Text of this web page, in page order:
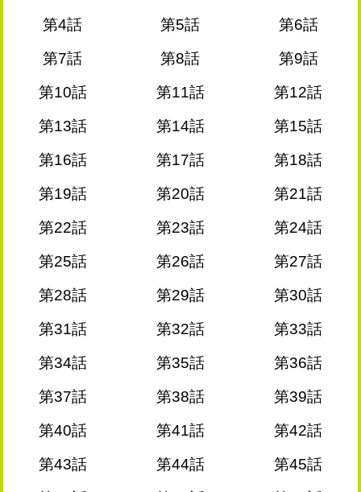
第4話
第5話
第6話
第7話
第8話
第9話
第10話
第11話
第12話
第13話
第14話
第15話
第16話
第17話
第18話
第19話
第20話
第21話
第22話
第23話
第24話
第25話
第26話
第27話
第28話
第29話
第30話
第31話
第32話
第33話
第34話
第35話
第36話
第37話
第38話
第39話
第40話
第41話
第42話
第43話
第44話
第45話